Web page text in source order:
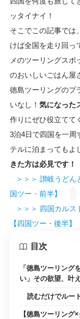
ッタイナイ！
そこでこの記事では
けば全国を走り回っ
メのツーリングスポ
のおいしいごはん屋
徳島ツーリングのプ
いなし！ 気になった
作りにぜひ役立てて
3泊4日で四国を一周
テルに泊まってもよ
きた方は必見です！
＞＞＞ 讃岐うど
国ツー・前半】
＞＞＞ 四国カルス
【四国ツー・後半】
目次
「徳島ツーリング
い」その欲望、叶
読むだけでルー
【徳島ツーリング